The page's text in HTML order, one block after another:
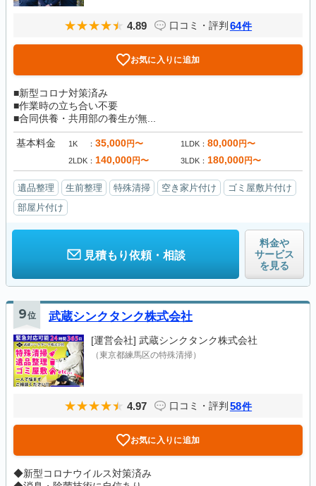
4.89 口コミ・評判 64件
お気に入りに追加
■新型コロナ対策済み
■作業時の立ち合い不要
■合同供養・共用部の養生が無...
基本料金 1K 35,000円〜 1LDK 80,000円〜
2LDK 140,000円〜 3LDK 180,000円〜
遺品整理 生前整理 特殊清掃 空き家片付け
ゴミ屋敷片付け
部屋片付け
見積もり依頼・相談
料金や
サービス
を見る
9位 武蔵シンクタンク株式会社
[運営会社] 武蔵シンクタンク株式会社
（東京都練馬区の特殊清掃）
4.97 口コミ・評判 58件
お気に入りに追加
◆新型コロナウイルス対策済み